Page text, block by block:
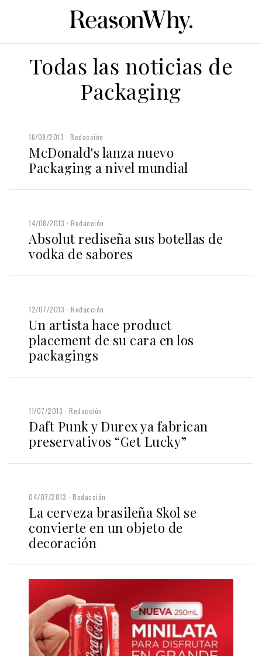
Todas las noticias de
Packaging
16/09/2013 Redacción
McDonald's lanza nuevo
Packaging a nivel mundial
14/08/2013 Redacción
Absolut rediseña sus botellas de
vodka de sabores
12/07/2013 Redacción
Un artista hace product
placement de su cara en los
packagings
11/07/2013 Redacción
Daft Punk y Durex ya fabrican
preservativos “Get Lucky”
04/07/2013 Redacción
La cerveza brasileña Skol se
convierte en un objeto de
decoración